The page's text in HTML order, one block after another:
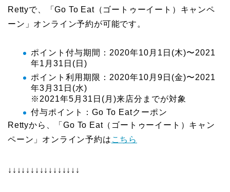
Rettyで、「Go To Eat（ゴートゥーイート）キャンペ
ーン」オンライン予約が可能です。
ポイント付与期間：2020年10月1日(木)〜2021
年1月31日(日)
ポイント利用期限：2020年10月9日(金)〜2021
年3月31日(水)
※2021年5月31日(月)来店分までが対象
付与ポイント：Go To Eatクーポン
Rettyから、「Go To Eat（ゴートゥーイート）キャン
ペーン」オンライン予約は こちら
↓↓↓↓↓↓↓↓↓↓↓↓↓↓↓↓